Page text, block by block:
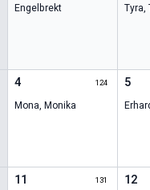
Engelbrekt Tyra,
4 124
Mona,Monika
5
11 131 12